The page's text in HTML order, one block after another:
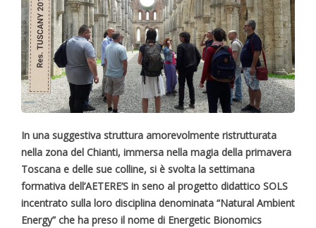
In una suggestiva struttura amorevolmente ristrutturata
nella zona del Chianti, immersa nella magia della primavera
Toscana e delle sue colline, si è svolta la settimana
formativa dell’AETERE’S in seno al progetto didattico SOLS
incentrato sulla loro disciplina denominata “Natural Ambient
Energy” che ha preso il nome di Energetic Bionomics